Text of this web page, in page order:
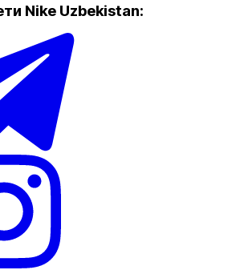
Nike Uzbekistan: